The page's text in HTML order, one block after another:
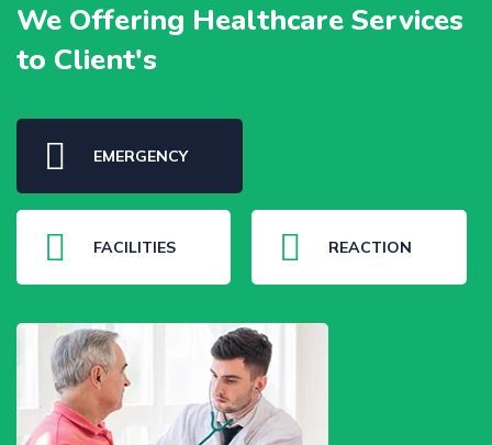
We Offering Healthcare Services
to Client's
EMERGENCY
FACILITIES REACTION